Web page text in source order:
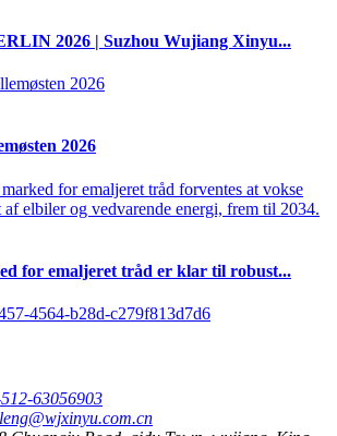
2026 | Suzhou Wujiang Xinyu...
2026
for emaljeret tråd er klar til robust...
63056903